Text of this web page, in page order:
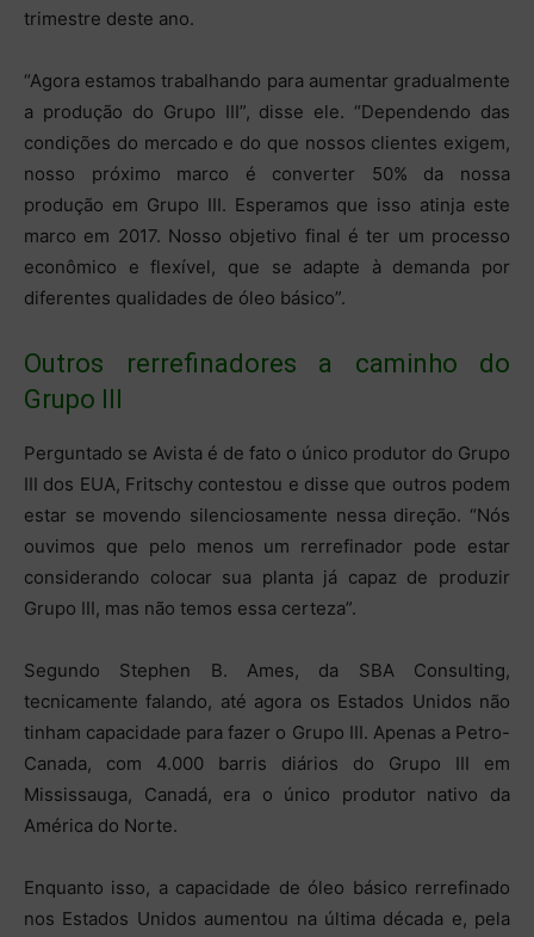
trimestre deste ano.
“Agora estamos trabalhando para aumentar gradualmente
a produção do Grupo III”, disse ele. “Dependendo das
condições do mercado e do que nossos clientes exigem,
nosso próximo marco é converter 50% da nossa
produção em Grupo III. Esperamos que isso atinja este
marco em 2017. Nosso objetivo final é ter um processo
econômico e flexível, que se adapte à demanda por
diferentes qualidades de óleo básico”.
Outros rerrefinadores a caminho do
Grupo III
Perguntado se Avista é de fato o único produtor do Grupo
III dos EUA, Fritschy contestou e disse que outros podem
estar se movendo silenciosamente nessa direção. “Nós
ouvimos que pelo menos um rerrefinador pode estar
considerando colocar sua planta já capaz de produzir
Grupo III, mas não temos essa certeza”.
Segundo Stephen B. Ames, da SBA Consulting,
tecnicamente falando, até agora os Estados Unidos não
tinham capacidade para fazer o Grupo III. Apenas a Petro-
Canada, com 4.000 barris diários do Grupo III em
Mississauga, Canadá, era o único produtor nativo da
América do Norte.
Enquanto isso, a capacidade de óleo básico rerrefinado
nos Estados Unidos aumentou na última década e, pela